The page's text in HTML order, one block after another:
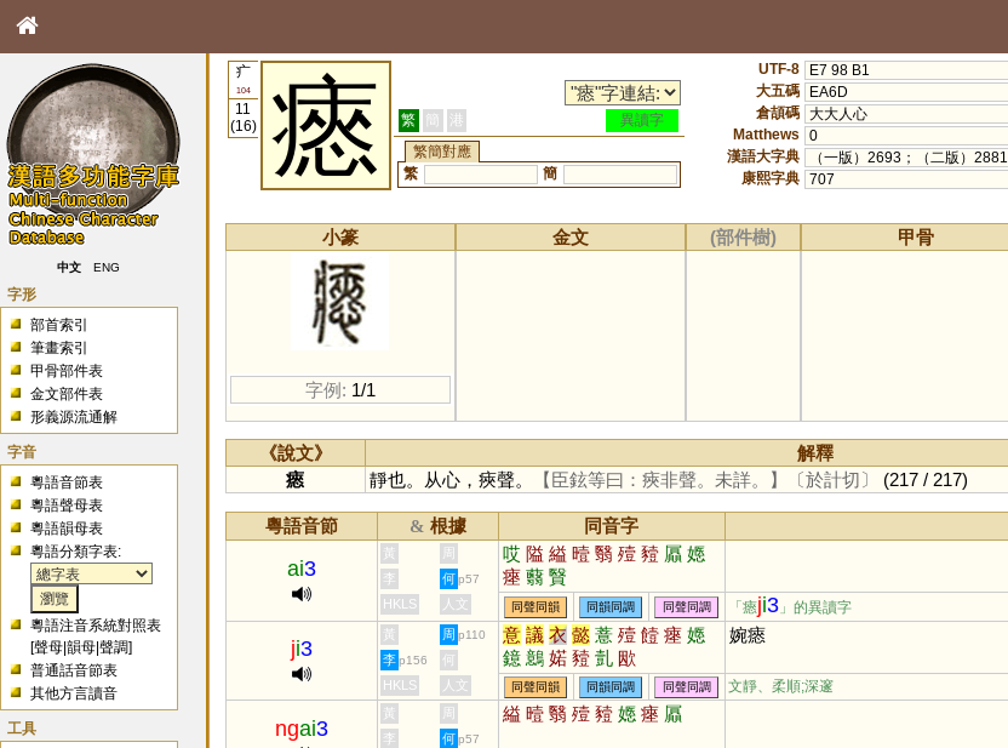
中文 ENG
字形
部首索引
筆畫索引
甲骨部件表
金文部件表
形義源流通解
字音
粵語音節表
粵語聲母表
粵語韻母表
粵語分類字表:
粵語注音系統對照表
[聲母 |韻母 |聲調]
普通話音節表
其他方言讀音
工具
疒
104
11
(16)
瘱 繁 簡 港
異讀字
繁簡對應
繁
簡
UTF-8
E7 98 B1
大五碼
EA6D
倉頡碼 大大人心
Matthews
0
漢語大字典
（一版）2693；（二版）2881
康熙字典 707
小篆
字例: 1/1
金文 (部件樹) 甲骨
《說文》 解釋
瘱
靜也。从心，㾜聲。 【臣鉉等曰：㾜非聲。未詳。】 〔於計切〕 (217 / 217)
粵語音節 & 根據 同音字
ai3
黃 周 哎 隘 縊 曀 翳 殪 豷 屭 嫕
瘞 蘙 贀
李 何 p57
HKLS 人文 同聲同韻 同韻同調 同聲同調 「瘱ji3 」的異讀字
ji3
黃 周 p110 意 議 衣 懿 薏 殪 饐 瘞 嫕
鐿 鷾 婼 豷 亄 欭
婉瘱
李 p156
何
HKLS
人文 同聲同韻 同韻同調 同聲同調 文靜、柔順;深邃
ngai3
黃 周 縊 曀 翳 殪 豷 嫕 瘞 屭
李 何 p57